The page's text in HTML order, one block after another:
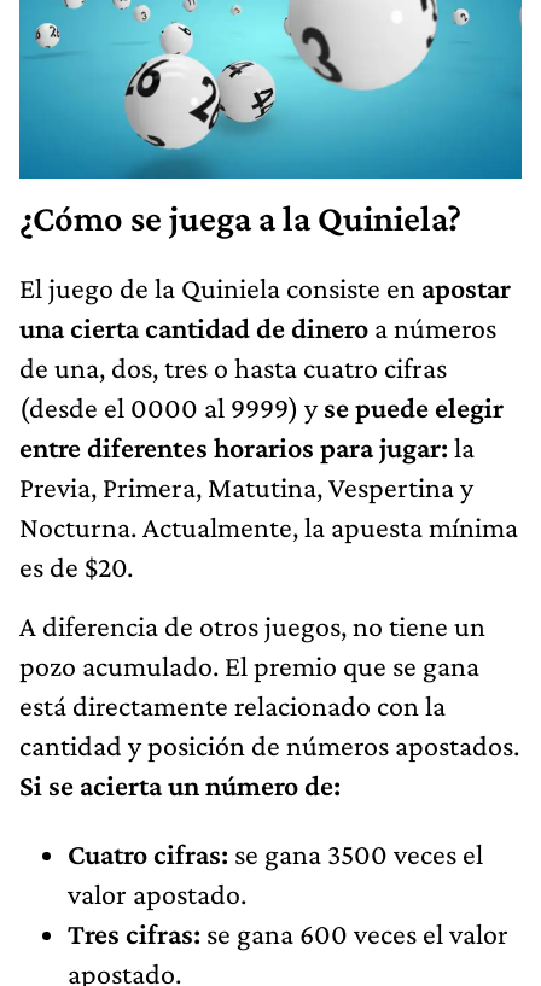
¿Cómo se juega a la Quiniela?
El juego de la Quiniela consiste en apostar
una cierta cantidad de dinero a números
de una, dos, tres o hasta cuatro cifras
(desde el 0000 al 9999) yse puede elegir
entre diferentes horarios para jugar: la
Previa, Primera, Matutina, Vespertina y
Nocturna. Actualmente, la apuesta mínima
es de $20.
A diferencia de otros juegos, no tiene un
pozo acumulado. El premio que se gana
está directamente relacionado con la
cantidad y posición de números apostados.
Si se acierta un número de:
Cuatro cifras: se gana 3500 veces el
valor apostado.
Tres cifras: se gana 600 veces el valor
apostado.